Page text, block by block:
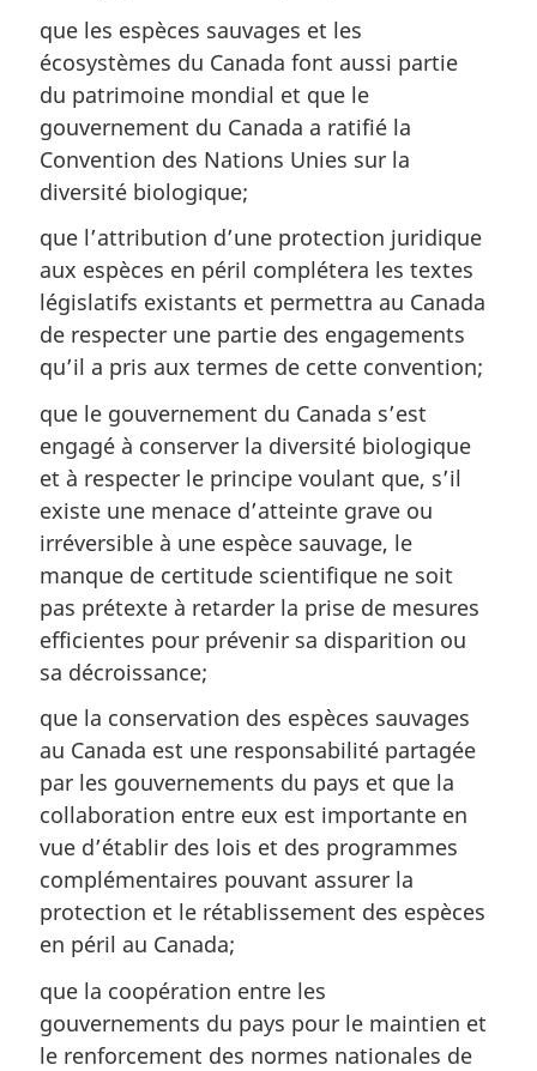
que les espèces sauvages et les
écosystèmes du Canada font aussi partie
du patrimoine mondial et que le
gouvernement du Canada a ratifié la
Convention des Nations Unies sur la
diversité biologique;
que l’attribution d’une protection juridique
aux espèces en péril complétera les textes
législatifs existants et permettra au Canada
de respecter une partie des engagements
qu’il a pris aux termes de cette convention;
que le gouvernement du Canada s’est
engagé à conserver la diversité biologique
et à respecter le principe voulant que, s’il
existe une menace d’atteinte grave ou
irréversible à une espèce sauvage, le
manque de certitude scientifique ne soit
pas prétexte à retarder la prise de mesures
efficientes pour prévenir sa disparition ou
sa décroissance;
que la conservation des espèces sauvages
au Canada est une responsabilité partagée
par les gouvernements du pays et que la
collaboration entre eux est importante en
vue d’établir des lois et des programmes
complémentaires pouvant assurer la
protection et le rétablissement des espèces
en péril au Canada;
que la coopération entre les
gouvernements du pays pour le maintien et
le renforcement des normes nationales de